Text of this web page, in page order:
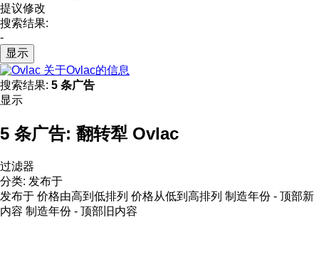
提议修改
搜索结果:
-
显示
关于Ovlac的信息
搜索结果: 5 条广告
显示
5 条广告: 翻转犁 Ovlac
过滤器
分类: 发布于
发布于 价格由高到低排列 价格从低到高排列 制造年份 - 顶部新
内容 制造年份 - 顶部旧内容